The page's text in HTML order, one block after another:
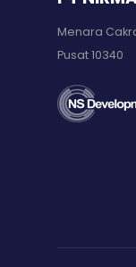
Menara
Pusat 10340